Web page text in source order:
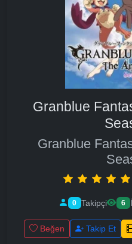
Granblue
Granblue
0 Takipçi 6
Beğen Takip Et